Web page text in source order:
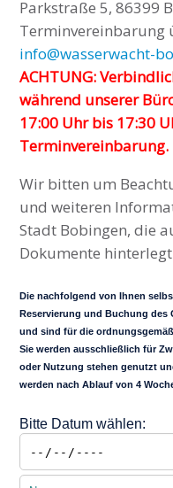
Parkstraße 5, 86399
Terminvereinbarung
info@wasserwacht-
ACHTUNG:
während unserer
17:00 Uhr bis 17:30
Terminvereinbarung.
Wir bitten um
und weiteren
Stadt Bobingen, die
Dokumente
Die nachfolgend von Ihnen
Reservierung und Buchung
und sind für die
Sie werden ausschließlich für
oder Nutzung stehen genutzt
werden nach Ablauf von 4
Bitte Datum wählen: